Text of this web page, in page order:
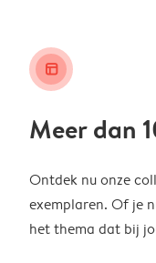
layout_alt
Meer dan
Ontdek nu onze
exemplaren. Of je
het thema dat bij